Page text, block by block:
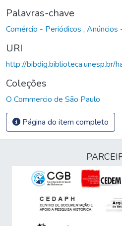
Palavras-chave
Comércio - Periódicos , Anúncios
URI
http://bibdig.biblioteca.unesp.br/
Coleções
O Commercio de São Paulo
Página do item completo